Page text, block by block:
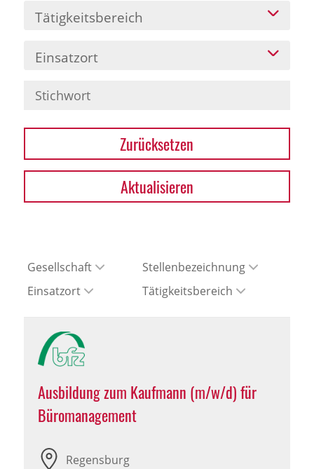
Tätigkeitsbereich
Einsatzort
Zurücksetzen
Aktualisieren
Gesellschaft
Stellenbezeichnung
Einsatzort
Tätigkeitsbereich
Ausbildung zum Kaufmann (m/w/d) für
Büromanagement
Regensburg